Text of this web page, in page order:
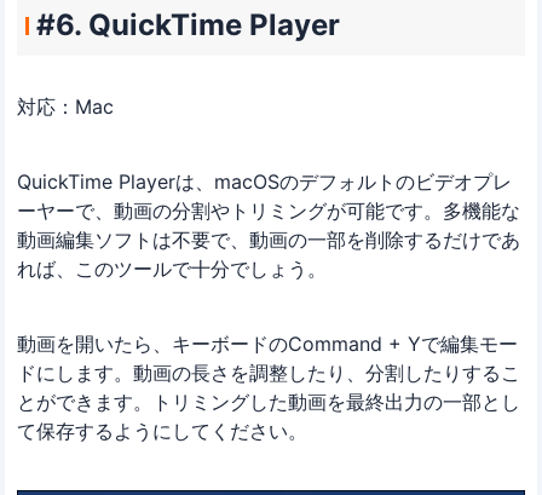
#6. QuickTime Player
対応：Mac
QuickTime Playerは、macOSのデフォルトのビデオプレ
ーヤーで、動画の分割やトリミングが可能です。多機能な
動画編集ソフトは不要で、動画の一部を削除するだけであ
れば、このツールで十分でしょう。
動画を開いたら、キーボードのCommand + Yで編集モー
ドにします。動画の長さを調整したり、分割したりするこ
とができます。トリミングした動画を最終出力の一部とし
て保存するようにしてください。